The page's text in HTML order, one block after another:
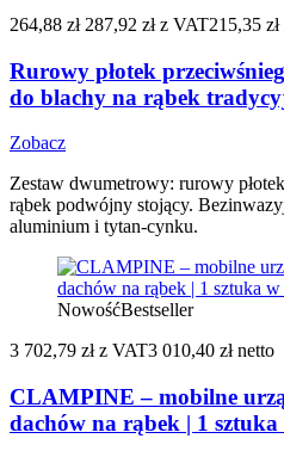
264,88 zł 287,92 zł z VAT215,35
Rurowy płotek
do blachy na rąbek
Zobacz
Zestaw dwumetrowy: rurowy
rąbek podwójny stojący.
aluminium i tytan-cynku.
NowośćBestseller
3 702,79 zł z VAT3 010,40 zł netto
CLAMPINE – mobilne
dachów na rąbek | 1